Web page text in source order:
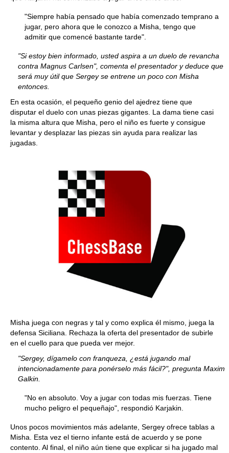
"Siempre había pensado que había comenzado temprano a
jugar, pero ahora que le conozco a Misha, tengo que
admitir que comencé bastante tarde".
"Si estoy bien informado, usted aspira a un duelo de revancha
contra Magnus Carlsen", comenta el presentador y deduce que
será muy útil que Sergey se entrene un poco con Misha
entonces.
En esta ocasión, el pequeño genio del ajedrez tiene que
disputar el duelo con unas piezas gigantes. La dama tiene casi
la misma altura que Misha, pero el niño es fuerte y consigue
levantar y desplazar las piezas sin ayuda para realizar las
jugadas.
Misha juega con negras y tal y como explica él mismo, juega la
defensa Siciliana. Rechaza la oferta del presentador de subirle
en el cuello para que pueda ver mejor.
"Sergey, dígamelo con franqueza, ¿está jugando mal
intencionadamente para ponérselo más fácil?", pregunta Maxim
Galkin.
"No en absoluto. Voy a jugar con todas mis fuerzas. Tiene
mucho peligro el pequeñajo", respondió Karjakin.
Unos pocos movimientos más adelante, Sergey ofrece tablas a
Misha. Esta vez el tierno infante está de acuerdo y se pone
contento. Al final, el niño aún tiene que explicar si ha jugado mal